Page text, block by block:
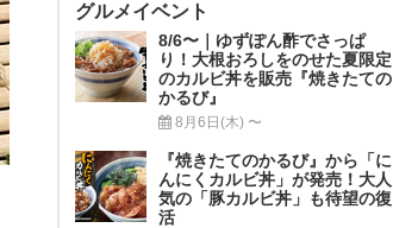
グルメイベント
8/6〜｜ゆずぽん酢でさっぱ
り！大根おろしをのせた夏限定
のカルビ丼を販売『焼きたての
かるび』
8月6日(木) 〜
『焼きたてのかるび』から「に
んにくカルビ丼」が発売！大人
気の「豚カルビ丼」も待望の復
活